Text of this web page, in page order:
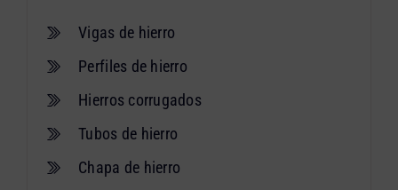
Vigas de hierro
Perfiles de hierro
Hierros corrugados
Tubos de hierro
Chapa de hierro